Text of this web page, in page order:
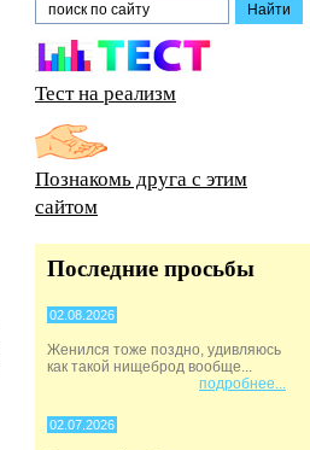
Тест на реализм
Познакомь друга с этим
сайтом
Последние просьбы
02.08.2026
Женился тоже поздно, удивляюсь
как такой нищеброд вообще...
подробнее...
02.07.2026